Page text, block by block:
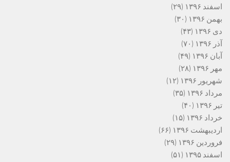
اسفند ۱۳۹۶
(۲۹)
بهمن ۱۳۹۶
(۳۰)
دی ۱۳۹۶
(۴۳)
آذر ۱۳۹۶
(۷۰)
آبان ۱۳۹۶
(۴۹)
مهر ۱۳۹۶
(۲۸)
شهریور ۱۳۹۶
(۱۲)
مرداد ۱۳۹۶
(۳۵)
تیر ۱۳۹۶
(۴۰)
خرداد ۱۳۹۶
(۱۵)
اردیبهشت ۱۳۹۶
(۶۶)
فروردین ۱۳۹۶
(۲۹)
اسفند ۱۳۹۵
(۵۱)